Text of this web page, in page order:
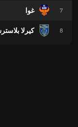
7 غوا
8 كيرلا